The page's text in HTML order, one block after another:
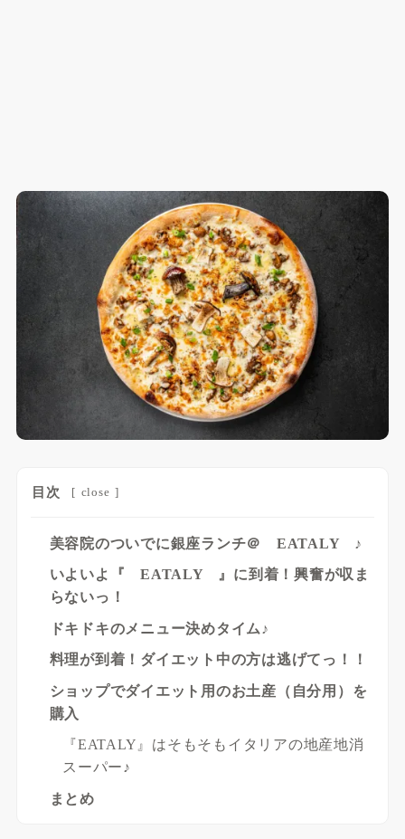
目次 [ close ]
美容院のついでに銀座ランチ＠ EATALY ♪
いよいよ『 EATALY 』に到着！興奮が収ま
らないっ！
ドキドキのメニュー決めタイム♪
料理が到着！ダイエット中の方は逃げてっ！！
ショップでダイエット用のお土産（自分用）を
購入
『EATALY』はそもそもイタリアの地産地消
スーパー♪
まとめ